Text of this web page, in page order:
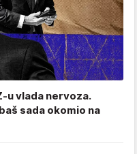
u vlada nervoza.
sada okomio na